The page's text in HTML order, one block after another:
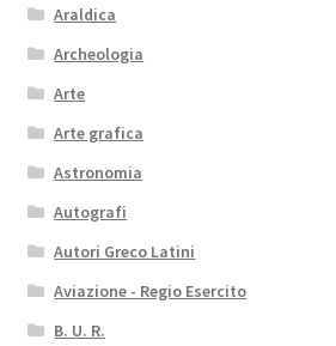
Araldica
Archeologia
Arte
Arte grafica
Astronomia
Autografi
Autori Greco Latini
Aviazione - Regio Esercito
B. U. R.